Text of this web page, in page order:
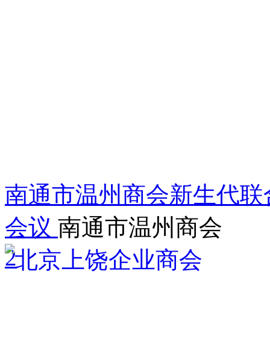
南通市温州商会新生代
会议 南通市温州商会
2